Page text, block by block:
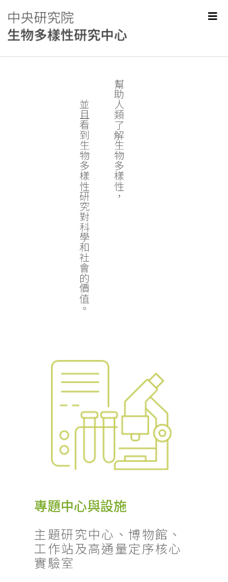
幫助人類了解生物多樣性，
並且看到生物多樣性研究對科學和社會的價值。
專題中心與設施
主題研究中心、博物館、
工作站及高通量定序核心
實驗室